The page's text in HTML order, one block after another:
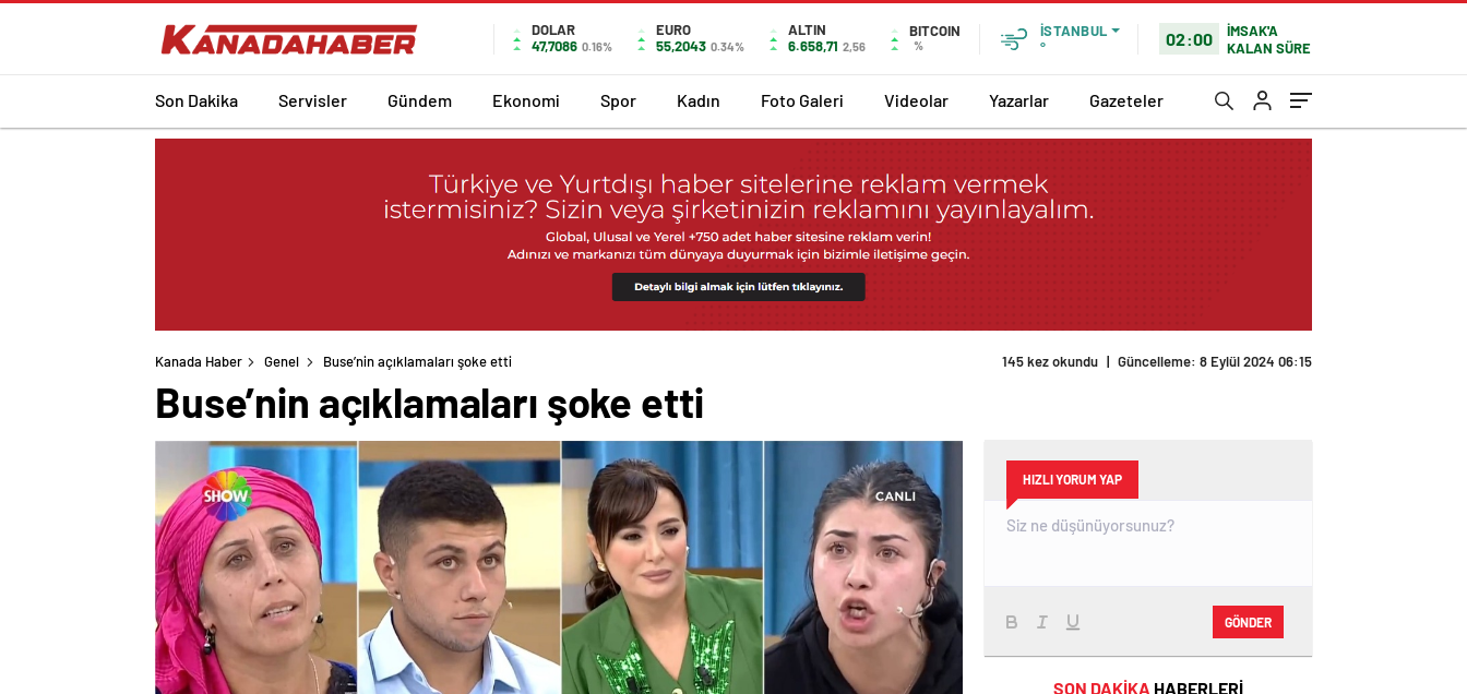
DOLAR
47,7086 0.16%
EURO
55,2043 0.34%
ALTIN
6.658,71 2,56
BITCOIN
%
İSTANBUL
°
02:00
İMSAK'A
KALAN SÜRE
Son Dakika Servisler Gündem Ekonomi Spor Kadın Foto Galeri Videolar Yazarlar Gazeteler
Kanada Haber Genel Buse’nin açıklamaları şoke etti 145 kez okundu | Güncelleme: 8 Eylül 2024 06:15
Buse’nin açıklamaları şoke etti
HIZLI YORUM YAP
GÖNDER
SON DAKİKA HABERLERİ